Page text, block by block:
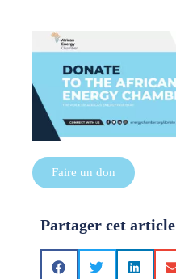
Faire un don
Partager cet article